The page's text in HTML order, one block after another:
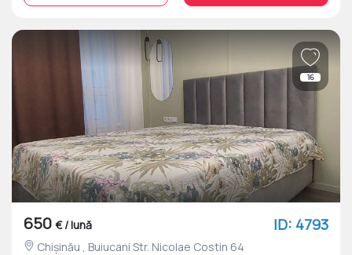
16
650 € / lună ID: 4793
Chișinău , Buiucani Str. Nicolae Costin 64